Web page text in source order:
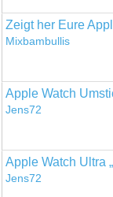
Zeigt her Eure
Mixbambullis
Apple Watch
Jens72
Apple Watch Ultra
Jens72